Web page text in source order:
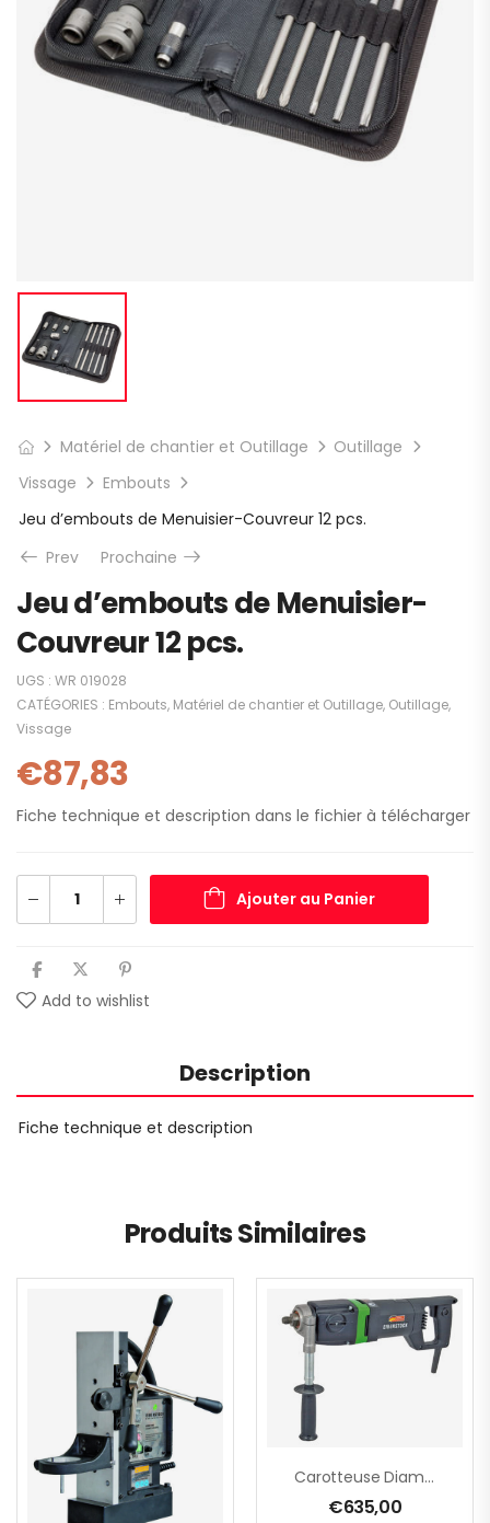
Matériel de chantier et Outillage
Outillage
Vissage
Embouts
Jeu d’embouts de Menuisier-Couvreur 12 pcs.
Prev
Prochaine
Jeu d’embouts de Menuisier-
Couvreur 12 pcs.
UGS : WR 019028
CATÉGORIES : Embouts, Matériel de chantier et Outillage, Outillage,
Vissage
€87,83
Fiche technique et description dans le fichier à télécharger
Ajouter au Panier
Add to wishlist
Description
Fiche technique et description
Produits Similaires
Carotteuse Diamant, À Sec EHD 2000 S – 132 Mm – 1700 W
€635,00